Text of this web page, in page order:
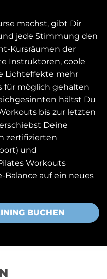
machst, gibt Dir
jede Stimmung den
Kursräumen der
Instruktoren, coole
Lichteffekte mehr
für möglich gehalten
hältst Du
bis zur letzten
Deine
zertifizierten
und
Workouts
Balance auf ein neues
BUCHEN